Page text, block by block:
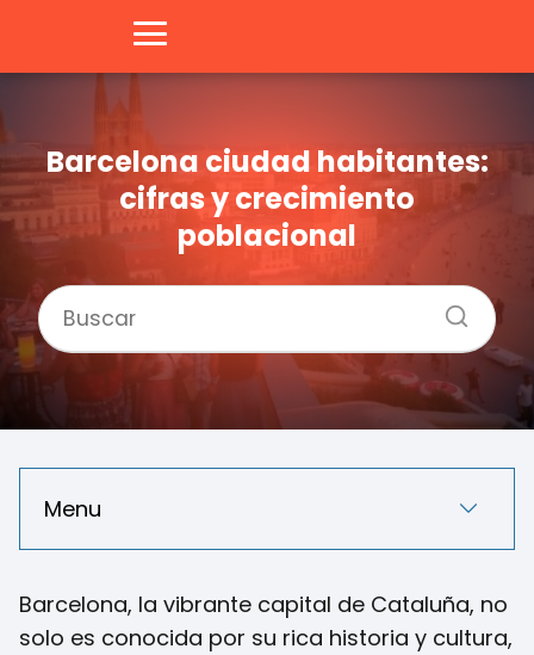
Barcelona ciudad habitantes:
cifras y crecimiento
poblacional
Menu
Barcelona, la vibrante capital de Cataluña, no
solo es conocida por su rica historia y cultura,